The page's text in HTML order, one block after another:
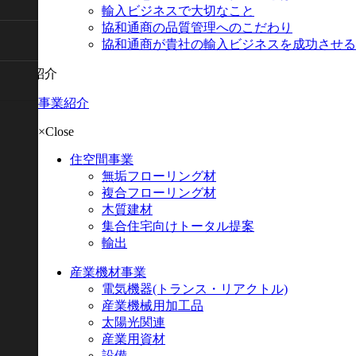
輸入ビジネスで大切なこと
協和通商の品質管理へのこだわり
協和通商が貴社の輸入ビジネスを成功させ
事業紹介
事業紹介
×Close
住空間事業
無垢フローリング材
複合フローリング材
木質建材
集合住宅向けトータル提案
輸出
産業機材事業
電気機器(トランス・リアクトル)
産業機械用加工品
太陽光関連
産業用資材